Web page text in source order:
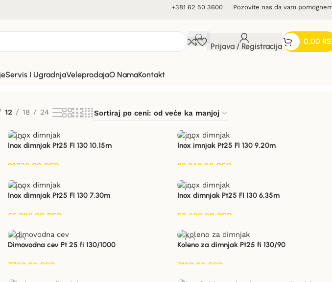
+381 62 50 3600 Pozovite nas da vam
Prijava / Registracija
0,00
Servis I UgradnjaVeleprodajaO NamaKontakt
12 18 24
Inox dimnjak Pt25 FI 130 10,15m
91.730,00 RSD
Inox imnjak Pt25 FI 130 9,20m
83.940,00 RSD
Inox dimnjak Pt25 FI 130 7,30m
66.200,00 RSD
Inox dimnjak Pt25 FI 130 6,35m
58.400,00 RSD
Dimovodna cev Pt 25 fi 130/1000
7.780,00 RSD
Koleno za dimnjak Pt25 fi 130/90
7.190,00 RSD